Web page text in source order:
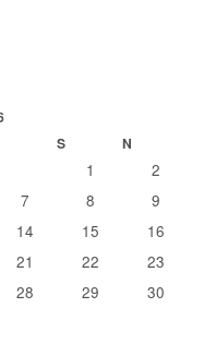
S N
1
2
7 8
9
14 15
16
21 22
23
28 29
30